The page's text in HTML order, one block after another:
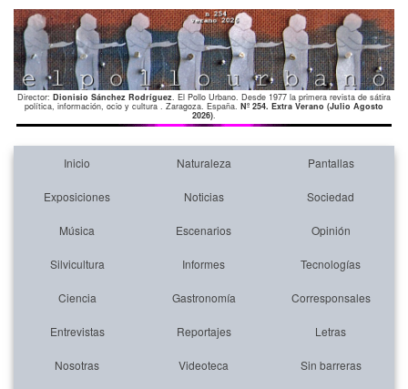
Director: Dionisio Sánchez Rodríguez. El Pollo Urbano. Desde 1977 la primera revista de sátira
política, información, ocio y cultura . Zaragoza. España. Nº 254. Extra Verano (Julio Agosto
2026).
Inicio Naturaleza Pantallas
Exposiciones Noticias Sociedad
Música Escenarios Opinión
Silvicultura Informes Tecnologías
Ciencia Gastronomía Corresponsales
Entrevistas Reportajes Letras
Nosotras Videoteca Sin barreras